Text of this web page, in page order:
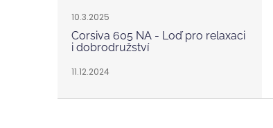
10.3.2025
Corsiva 605 NA - Loď pro relaxaci
i dobrodružství
11.12.2024